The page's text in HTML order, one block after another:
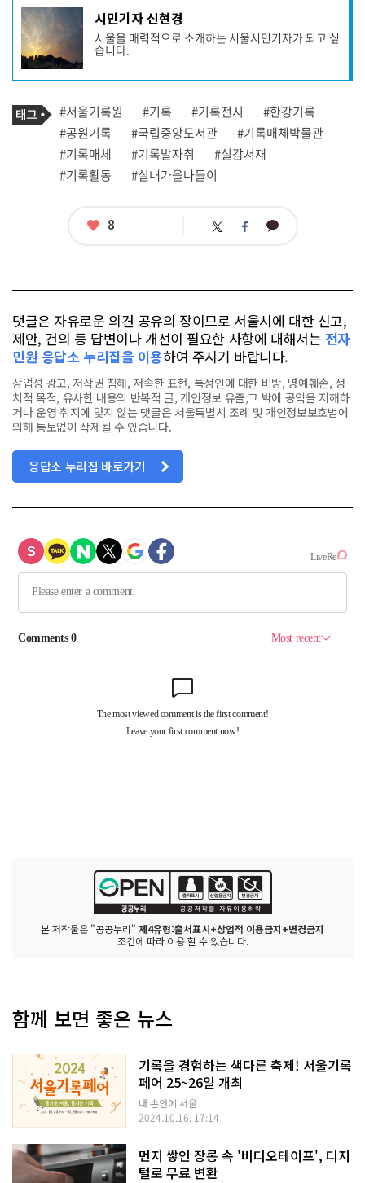
기
사
작
성
자
프
필
시민기자 신현경
서울을 매력적으로 소개하는 서울시민기자가 되고 싶
습니다.
기
사
관
련
태
그
태
그
#서울기록원 #기록 #기록전시
#한강기록
#공원기록
#국립중앙도서관
#기록매체박물관
#기록매체
#기록발자취
#실감서재
#기록활동
#실내가을나들이
좋
8 트 페 카
댓글은 자유로운 의견 공유의 장이므로 서울시에 대한 신고,
제안, 건의 등 답변이나 개선이 필요한 사항에 대해서는 전자
민원 응답소 누리집을 이용하여 주시기 바랍니다.
상업성 광고, 저작권 침해, 저속한 표현, 특정인에 대한 비방, 명예훼손, 정
치적 목적, 유사한 내용의 반복적 글, 개인정보 유출,그 밖에 공익을 저해하
거나 운영 취지에 맞지 않는 댓글은 서울특별시 조례 및 개인정보보호법에
의해 통보없이 삭제될 수 있습니다.
응답소 누리집 바로가기
본 저작물은 "공공누리" 제4유형:출처표시+상업적 이용금지+변경금지
조건에 따라 이용 할 수 있습니다.
함께 보면 좋은 뉴스
기록을 경험하는 색다른 축제! 서울기록
페어 25~26일 개최
내 손안에 서울
2024.10.16. 17:14
먼지 쌓인 장롱 속 '비디오테이프', 디지
털로 무료 변환